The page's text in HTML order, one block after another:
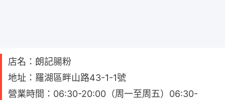
店名：朗記腸粉
地址：羅湖區畔山路43-1-1號
營業時間：06:30-20:00（周一至周五）06:30-